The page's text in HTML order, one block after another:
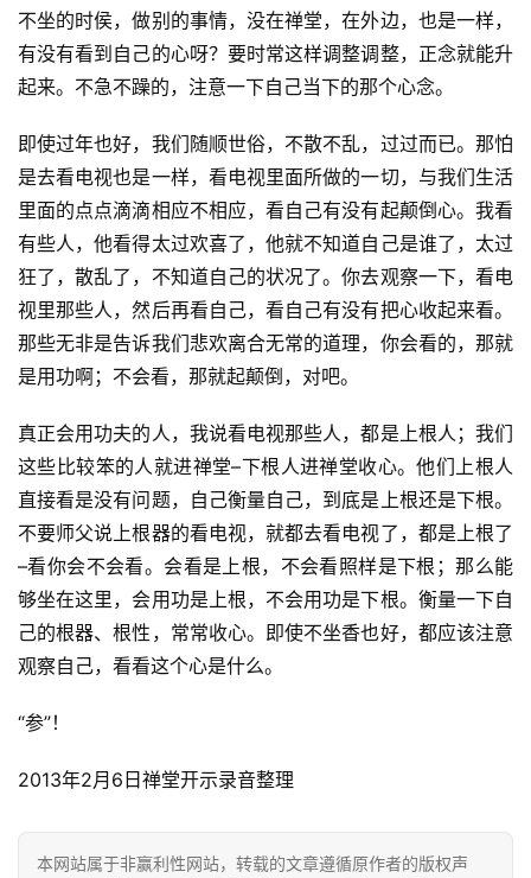
谈
心
乐
菩
提
专
题
公
益
慈
佛
教
人
物
寺
院
巡
视
纪
登录 注册
不坐的时侯，做别的事情，没在禅堂，在外边，也是一样，
有没有看到自己的心呀？要时常这样调整调整，正念就能升
起来。不急不躁的，注意一下自己当下的那个心念。
即使过年也好，我们随顺世俗，不散不乱，过过而已。那怕
是去看电视也是一样，看电视里面所做的一切，与我们生活
里面的点点滴滴相应不相应，看自己有没有起颠倒心。我看
有些人，他看得太过欢喜了，他就不知道自己是谁了，太过
狂了，散乱了，不知道自己的状况了。你去观察一下，看电
视里那些人，然后再看自己，看自己有没有把心收起来看。
那些无非是告诉我们悲欢离合无常的道理，你会看的，那就
是用功啊；不会看，那就起颠倒，对吧。
真正会用功夫的人，我说看电视那些人，都是上根人；我们
这些比较笨的人就进禅堂–下根人进禅堂收心。他们上根人
直接看是没有问题，自己衡量自己，到底是上根还是下根。
不要师父说上根器的看电视，就都去看电视了，都是上根了
–看你会不会看。会看是上根，不会看照样是下根；那么能
够坐在这里，会用功是上根，不会用功是下根。衡量一下自
己的根器、根性，常常收心。即使不坐香也好，都应该注意
观察自己，看看这个心是什么。
“参”！
2013年2月6日禅堂开示录音整理
本网站属于非赢利性网站，转载的文章遵循原作者的版权声